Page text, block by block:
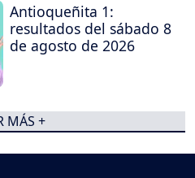
Antioqueñita 1:
resultados del sábado 8
de agosto de 2026
MÁS +